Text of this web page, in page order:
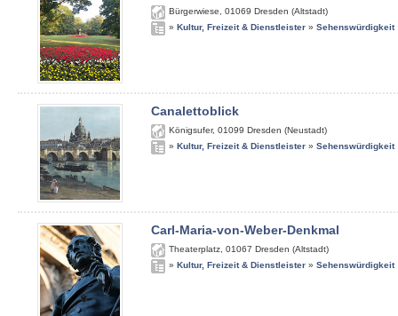
Bürgerwiese 01069 Dresden (Altstadt)
» Kultur, Freizeit & Dienstleister » Sehenswürdigkeit
Canalettoblick
Königsufer, 01099 Dresden (Neustadt)
» Kultur, Freizeit & Dienstleister » Sehenswürdigkeit
Carl-Maria-von-Weber-Denkmal
Theaterplatz 01067 Dresden (Altstadt)
» Kultur, Freizeit & Dienstleister » Sehenswürdigkeit